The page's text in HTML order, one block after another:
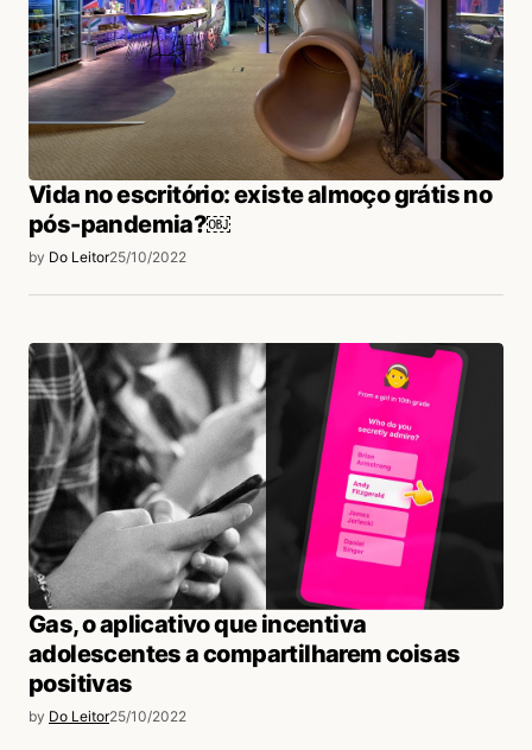
Vida no escritório: existe almoço grátis no
pós-pandemia?￼
by Do Leitor25/10/2022
Gas, o aplicativo que incentiva
adolescentes a compartilharem coisas
positivas
by Do Leitor25/10/2022